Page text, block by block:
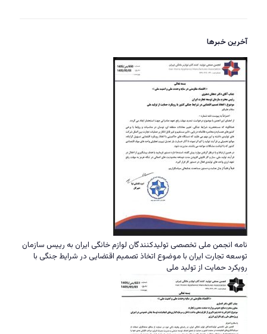
آخرین خبرها
نامه انجمن ملی تخصصی تولیدکنندگان لوازم خانگی ایران به رییس سازمان
توسعه تجارت ایران با موضوع اتخاذ تصمیم اقتضایی در شرایط جنگی با
رویکرد حمایت از تولید ملی